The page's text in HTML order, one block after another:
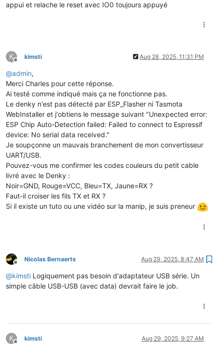
appui et relache le reset avec IO0 toujours appuyé
K
Offline
kimsti Aug 28, 2025, 11:31 PM
@admin,
Merci Charles pour cette réponse.
Ai testé comme indiqué mais ça ne fonctionne pas.
Le denky n'est pas détecté par ESP_Flasher ni Tasmota
WebInstaller et j'obtiens le message suivant "Unexpected error:
ESP Chip Auto-Detection failed: Failed to connect to Espressif
device: No serial data received."
Je soupçonne un mauvais branchement de mon convertisseur
UART/USB.
Pouvez-vous me confirmer les codes couleurs du petit cable
livré avec le Denky :
Noir=GND, Rouge=VCC, Bleu=TX, Jaune=RX ?
Faut-il croiser les fils TX et RX ?
Si il existe un tuto ou une vidéo sur la manip, je suis preneur
Offline
Nicolas Bernaerts Aug 29, 2025, 8:47 AM
@kimsti Logiquement pas besoin d'adaptateur USB série. Un
simple câble USB-USB (avec data) devrait faire le job.
K kimsti Aug 29, 2025, 9:27 AM